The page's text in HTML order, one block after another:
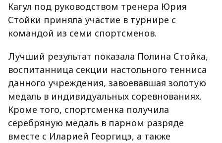
Кагул под руководством тренера Юрия
Стойки приняла участие в турнире с
командой из семи спортсменов.
Лучший результат показала Полина Стойка,
воспитанница секции настольного тенниса
данного учреждения, завоевавшая золотую
медаль в индивидуальных соревнованиях.
Кроме того, спортсменка получила
серебряную медаль в парном разряде
вместе с Иларией Георгицэ, а также